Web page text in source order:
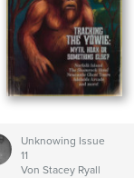
Unknowing Issue
11
Von Stacey Ryall